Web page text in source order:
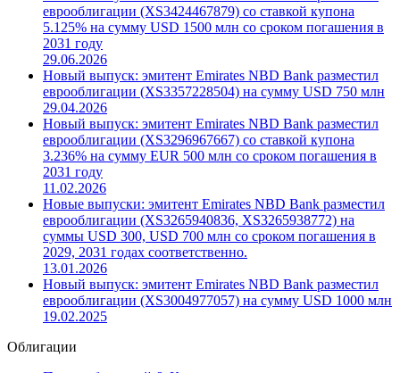
еврооблигации (XS3424467879) со ставкой купона
5.125% на сумму USD 1500 млн со сроком погашения в
2031 году
29.06.2026
Новый выпуск: эмитент Emirates NBD Bank разместил
еврооблигации (XS3357228504) на сумму USD 750 млн
29.04.2026
Новый выпуск: эмитент Emirates NBD Bank разместил
еврооблигации (XS3296967667) со ставкой купона
3.236% на сумму EUR 500 млн со сроком погашения в
2031 году
11.02.2026
Новые выпуски: эмитент Emirates NBD Bank разместил
еврооблигации (XS3265940836, XS3265938772) на
суммы USD 300, USD 700 млн со сроком погашения в
2029, 2031 годах соответственно.
13.01.2026
Новый выпуск: эмитент Emirates NBD Bank разместил
еврооблигации (XS3004977057) на сумму USD 1000 млн
19.02.2025
Облигации